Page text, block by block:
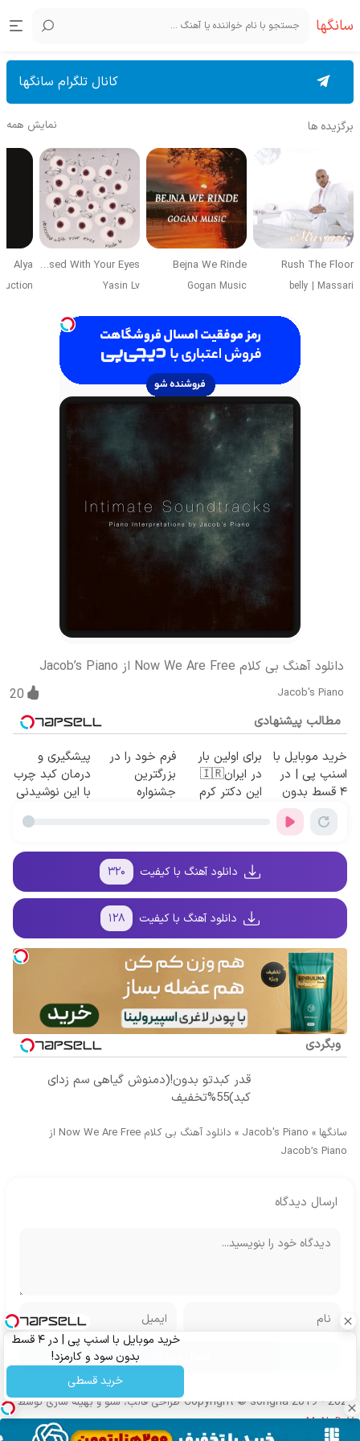
سانگها
کانال تلگرام سانگها
برگزیده ها نمایش همه
Rush The Floor
belly | Massari
Bejna We Rinde
Gogan Music
Obsessed With Your Eyes
Yasin Lv
Alya
دانلود آهنگ بی کلام Now We Are Free از Jacob’s Piano
Jacob's Piano
20
مطالب پیشنهادی
خرید موبایل با
اسنپ پی | در
۴ قسط بدون
سود و کارمزد!
برای اولین بار
در ایران🇮🇷
این دکتر کرم
فرم خود را در
بزرگترین
جشنواره
پیشگیری و
درمان کبد چرب
با این نوشیدنی
دانلود آهنگ با کیفیت ۳۲۰
دانلود آهنگ با کیفیت ۱۲۸
وبگردی
قدر کبدتو بدون!(دمنوش گیاهی سم زدای
کبد)55%تخفیف
سانگها »
Jacob's Piano
»
دانلود آهنگ بی کلام Now We Are Free از
Jacob’s Piano
ارسال دیدگاه
خرید موبایل با اسنپ پی | در ۴ قسط
بدون سود و کارمزد!
خرید قسطی
Copyright © songha 2019 - 2024 طراحی قالب، سئو و بهینه سازی توسط
MoNoDeV